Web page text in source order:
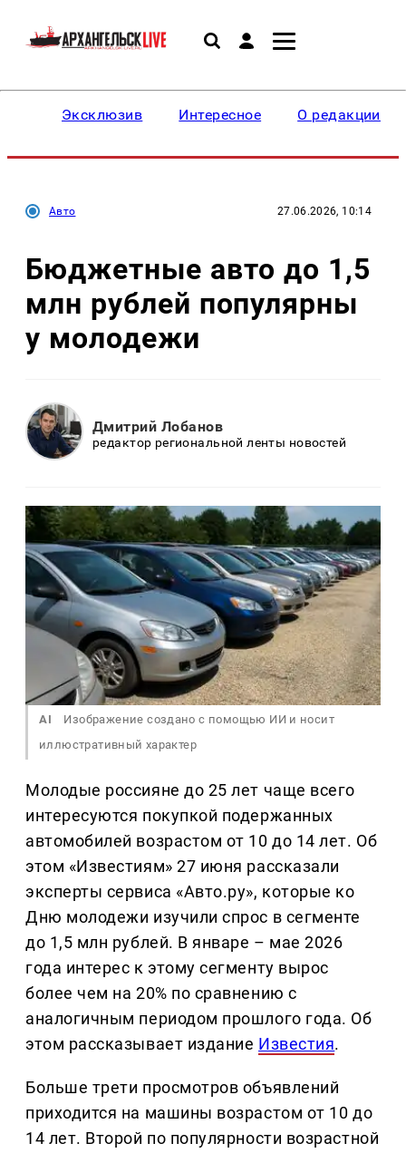
Эксклюзив Интересное О редакции
Авто 27.06.2026, 10:14
Бюджетные авто до 1,5
млн рублей популярны
у молодежи
Дмитрий Лобанов
редактор региональной ленты новостей
AI
Изображение создано с помощью ИИ и носит
иллюстративный характер
Молодые россияне до 25 лет чаще всего
интересуются покупкой подержанных
автомобилей возрастом от 10 до 14 лет. Об
этом «Известиям» 27 июня рассказали
эксперты сервиса «Авто.ру», которые ко
Дню молодежи изучили спрос в сегменте
до 1,5 млн рублей. В январе – мае 2026
года интерес к этому сегменту вырос
более чем на 20% по сравнению с
аналогичным периодом прошлого года. Об
этом рассказывает издание Известия.
Больше трети просмотров объявлений
приходится на машины возрастом от 10 до
14 лет. Второй по популярности возрастной